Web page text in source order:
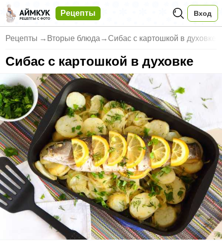
Рецепты Вход
Рецепты → Вторые блюда → Сибас с картошкой в духовке
Сибас с картошкой в духовке